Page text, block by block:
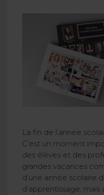
La fin de l’année
C’est un moment
des élèves et des
grandes vacances
d’une année scolaire
d’apprentissage,